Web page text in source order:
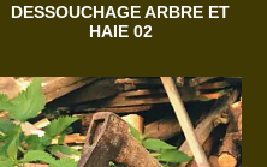
DESSOUCHAGE ARBRE ET
HAIE 02